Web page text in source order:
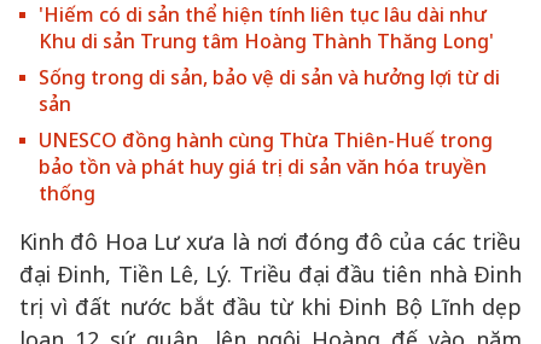
'Hiếm có di sản thể hiện tính liên tục lâu dài như
Khu di sản Trung tâm Hoàng Thành Thăng Long'
Sống trong di sản, bảo vệ di sản và hưởng lợi từ di
sản
UNESCO đồng hành cùng Thừa Thiên-Huế trong
bảo tồn và phát huy giá trị di sản văn hóa truyền
thống
Kinh đô Hoa Lư xưa là nơi đóng đô của các triều
đại Đinh, Tiền Lê, Lý. Triều đại đầu tiên nhà Đinh
trị vì đất nước bắt đầu từ khi Đinh Bộ Lĩnh dẹp